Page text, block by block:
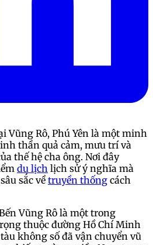
Vũng Rô, Phú Yên là một minh
thần quả cảm, mưu trí và
thế hệ cha ông. Nơi đây
du lịch lịch sử ý nghĩa mà
sắc vềtruyền thống cách
Vũng Rô là một trong
thuộc đường Hồ Chí Minh
không số đã vận chuyển vũ